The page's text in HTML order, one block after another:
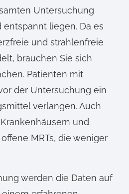
Untersuchung
liegen. Da es
und strahlenfreie
brauchen Sie sich
Patienten mit
der Untersuchung ein
verlangen. Auch
und
MRTs, die weniger
werden die Daten auf